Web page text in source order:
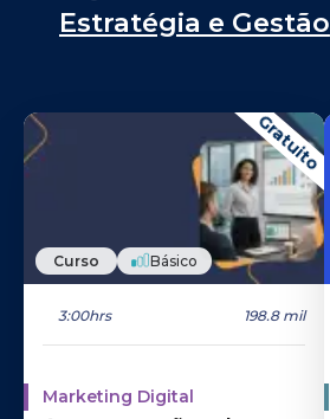
Estratégia e Gestão
Gratuito
Curso Básico
3:00hrs 198.8 mil
Marketing Digital